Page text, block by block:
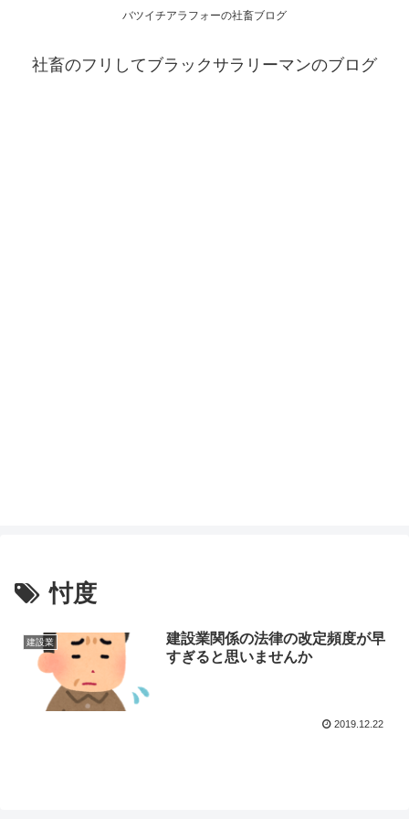
バツイチアラフォーの社畜ブログ
社畜のフリしてブラックサラリーマンのブログ
忖度
建設業
建設業関係の法律の改定頻度が早
すぎると思いませんか
2019.12.22